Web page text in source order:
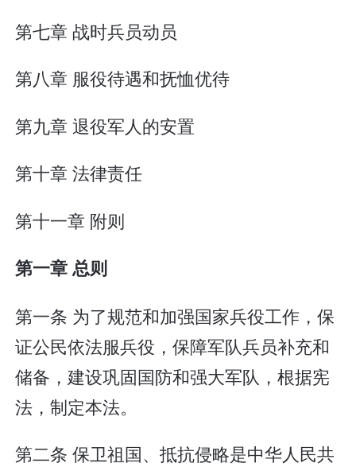
第七章 战时兵员动员
第八章 服役待遇和抚恤优待
第九章 退役军人的安置
第十章 法律责任
第十一章 附则
第一章 总则
第一条 为了规范和加强国家兵役工作，保
证公民依法服兵役，保障军队兵员补充和
储备，建设巩固国防和强大军队，根据宪
法，制定本法。
第二条 保卫祖国、抵抗侵略是中华人民共